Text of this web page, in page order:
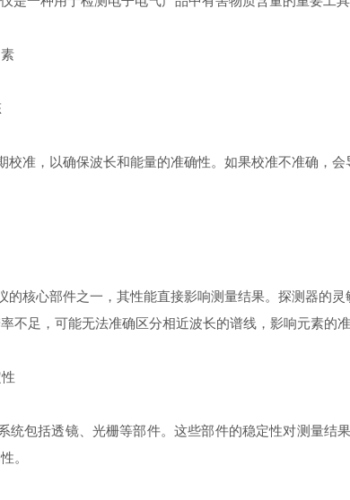
准，以确保波长和能量的准确性。如果校准不准确，会
核心部件之一，其性能直接影响测量结果。探测器的灵
不足，可能无法准确区分相近波长的谱线，影响元素的准
包括透镜、光栅等部件。这些部件的稳定性对测量结
。